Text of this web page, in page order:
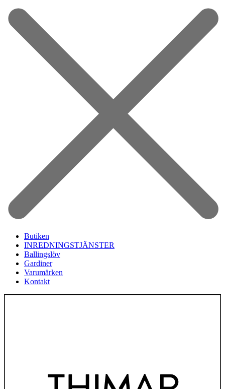
Butiken
INREDNINGSTJÄNSTER
Ballingslöv
Gardiner
Varumärken
Kontakt